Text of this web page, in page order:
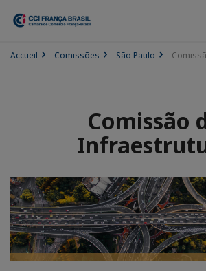
Accueil Comissões São Paulo
Comissão